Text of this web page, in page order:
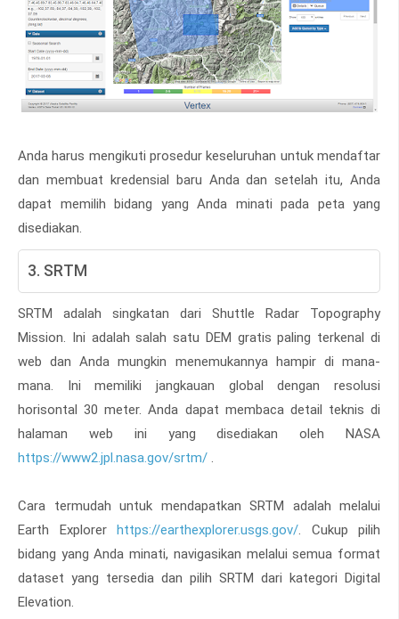
Anda harus mengikuti prosedur keseluruhan untuk mendaftar
dan membuat kredensial baru Anda dan setelah itu, Anda
dapat memilih bidang yang Anda minati pada peta yang
disediakan.
3. SRTM
SRTM adalah singkatan dari Shuttle Radar Topography
Mission. Ini adalah salah satu DEM gratis paling terkenal di
web dan Anda mungkin menemukannya hampir di mana-
mana. Ini memiliki jangkauan global dengan resolusi
horisontal 30 meter. Anda dapat membaca detail teknis di
halaman web ini yang disediakan oleh NASA
https://www2.jpl.nasa.gov/srtm/
Cara termudah untuk mendapatkan SRTM adalah melalui
Earth Explorer https://earthexplorer.usgs.gov/ . Cukup pilih
bidang yang Anda minati, navigasikan melalui semua format
dataset yang tersedia dan pilih SRTM dari kategori Digital
Elevation.